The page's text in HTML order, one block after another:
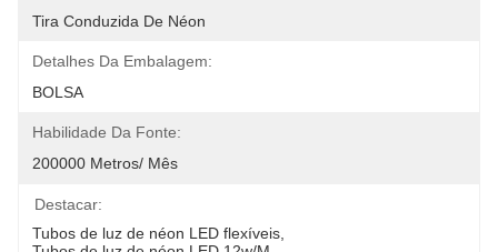
Tira Conduzida De Néon
Detalhes Da Embalagem:
BOLSA
Habilidade Da Fonte:
200000 Metros/ Mês
Destacar:
Tubos de luz de néon LED flexíveis